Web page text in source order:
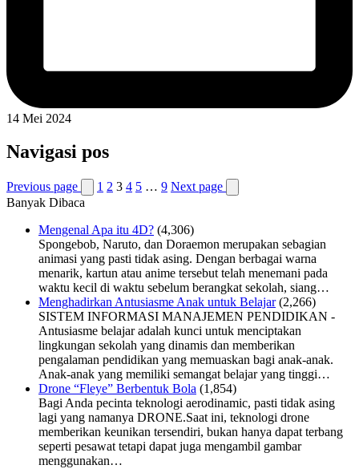
14 Mei 2024
Navigasi pos
Previous page 1 2 3 4 5 … 9 Next page
Banyak Dibaca
Mengenal Apa itu 4D? (4,306)
Spongebob, Naruto, dan Doraemon merupakan sebagian
animasi yang pasti tidak asing. Dengan berbagai warna
menarik, kartun atau anime tersebut telah menemani pada
waktu kecil di waktu sebelum berangkat sekolah, siang…
Menghadirkan Antusiasme Anak untuk Belajar (2,266)
SISTEM INFORMASI MANAJEMEN PENDIDIKAN -
Antusiasme belajar adalah kunci untuk menciptakan
lingkungan sekolah yang dinamis dan memberikan
pengalaman pendidikan yang memuaskan bagi anak-anak.
Anak-anak yang memiliki semangat belajar yang tinggi…
Drone “Fleye” Berbentuk Bola (1,854)
Bagi Anda pecinta teknologi aerodinamic, pasti tidak asing
lagi yang namanya DRONE.Saat ini, teknologi drone
memberikan keunikan tersendiri, bukan hanya dapat terbang
seperti pesawat tetapi dapat juga mengambil gambar
menggunakan…